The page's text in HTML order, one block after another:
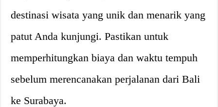
destinasi wisata yang unik dan menarik yang
patut Anda kunjungi. Pastikan untuk
memperhitungkan biaya dan waktu tempuh
sebelum merencanakan perjalanan dari Bali
ke Surabaya.